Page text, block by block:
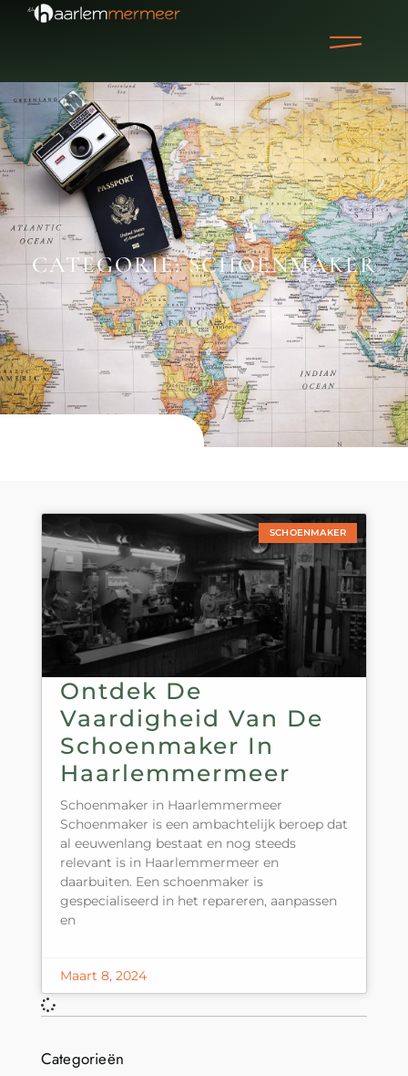
CATEGORIE: SCHOENMAKER
Categorieën
SCHOENMAKER
Ontdek De
Vaardigheid Van De
Schoenmaker In
Haarlemmermeer
Schoenmaker in Haarlemmermeer
Schoenmaker is een ambachtelijk beroep dat
al eeuwenlang bestaat en nog steeds
relevant is in Haarlemmermeer en
daarbuiten. Een schoenmaker is
gespecialiseerd in het repareren, aanpassen
en
Maart 8, 2024